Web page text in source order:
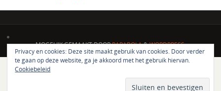
MOGELIJK GEMAAKT DOORPARABOLA&WORDPRESS.
Privacy en cookies: Deze site maakt gebruik van cookies. Door verder
te gaan op deze website, ga je akkoord met het gebruik hiervan.
Cookiebeleid